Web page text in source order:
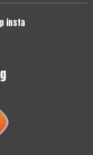
insta